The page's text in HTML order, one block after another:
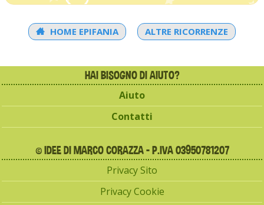
HOME EPIFANIA ALTRE RICORRENZE
HAI BISOGNO DI AIUTO?
Aiuto
Contatti
© IDEE DI MARCO CORAZZA - P.IVA 03950781207
Privacy Sito
Privacy Cookie